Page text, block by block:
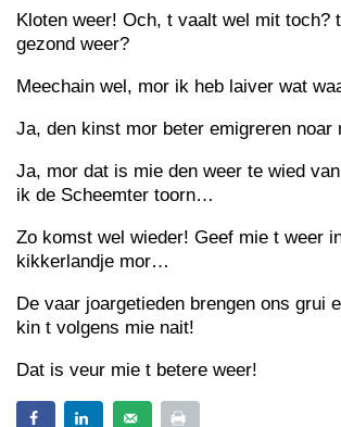
Kloten weer! Och, t vaalt wel mit toch?
gezond weer?
Meechain wel, mor ik heb laiver wat
Ja, den kinst mor beter emigreren noar
Ja, mor dat is mie den weer te wied
ik de Scheemter toorn…
Zo komst wel wieder! Geef mie t weer
kikkerlandje mor…
De vaar joargetieden brengen ons grui
kin t volgens mie nait!
Dat is veur mie t betere weer!